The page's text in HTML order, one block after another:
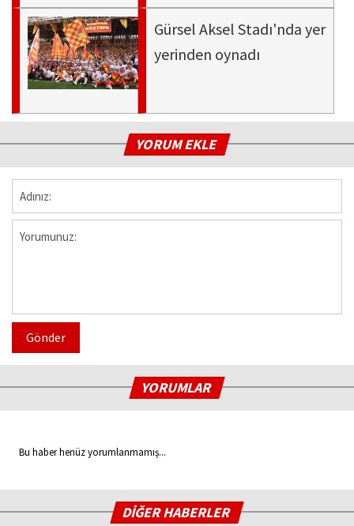
Gürsel Aksel Stadı'nda yer
yerinden oynadı
YORUM EKLE
Gönder
YORUMLAR
Bu haber henüz yorumlanmamış...
DİĞER HABERLER